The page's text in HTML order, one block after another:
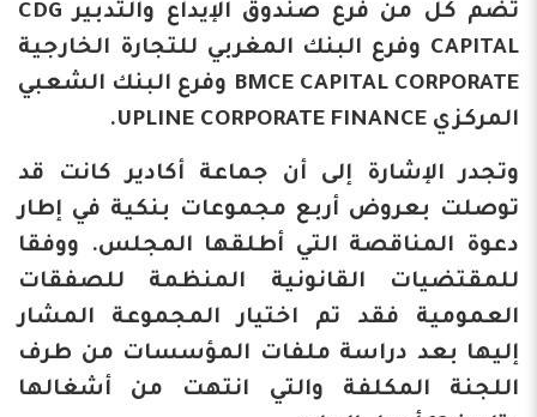
تضم كل من فرع صندوق الإيداع والتدبير CDG
CAPITAL وفرع البنك المغربي للتجارة الخارجية
BMCE CAPITAL CORPORATE وفرع البنك الشعبي
المركزي UPLINE CORPORATE FINANCE.
وتجدر الإشارة إلى أن جماعة أكادير كانت قد
توصلت بعروض أربع مجموعات بنكية في إطار
دعوة المناقصة التي أطلقها المجلس. ووفقا
للمقتضيات القانونية المنظمة للصفقات
العمومية فقد تم اختيار المجموعة المشار
إليها بعد دراسة ملفات المؤسسات من طرف
اللجنة المكلفة والتي انتهت من أشغالها